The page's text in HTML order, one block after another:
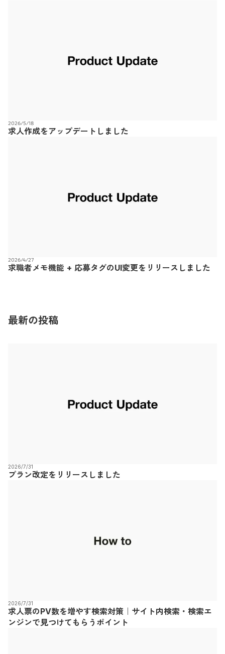
2026/5/18
求人作成をアップデートしました
2026/4/27
求職者メモ機能 + 応募タグのUI変更をリリースしました
最新の投稿
2026/7/31
プラン改定をリリースしました
2026/7/31
求人票のPV数を増やす検索対策｜サイト内検索・検索エ
ンジンで見つけてもらうポイント